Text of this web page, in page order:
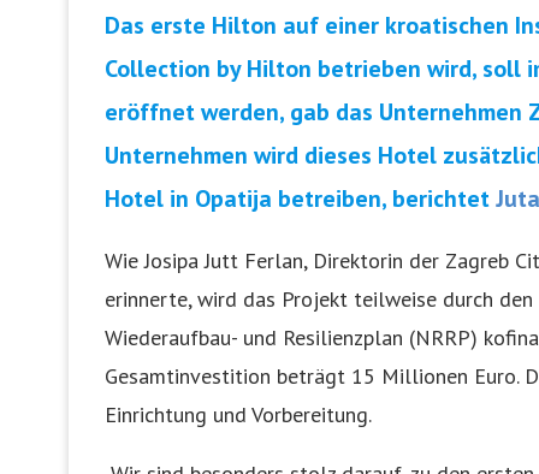
Das erste Hilton auf einer kroatischen
Collection by Hilton betrieben wird, soll
eröffnet werden, gab das Unternehmen
Unternehmen wird dieses Hotel
Hotel in Opatija betreiben, berichtet
Wie Josipa Jutt Ferlan, Direktorin der Zagreb
erinnerte, wird das Projekt teilweise durch
Wiederaufbau- und Resilienzplan (NRRP)
Gesamtinvestition beträgt 15 Millionen Euro.
Einrichtung und Vorbereitung.